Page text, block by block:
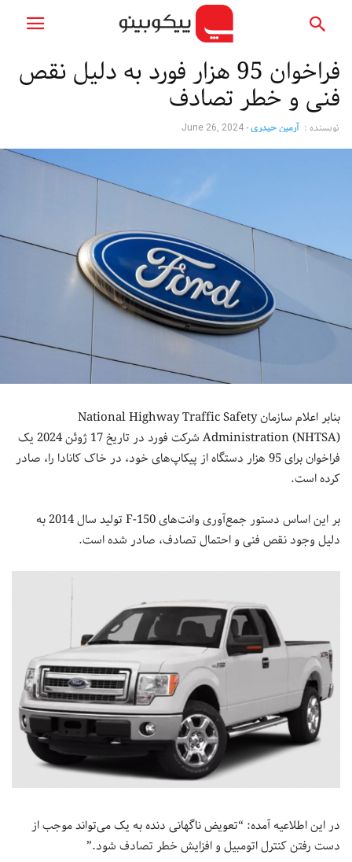
فراخوان 95 هزار فورد به دلیل نقص
فنی و خطر تصادف
نویسنده : آرمین حیدری-
June 26, 2024
بنابر اعلام سازمان National Highway Traffic Safety
Administration (NHTSA) شرکت فورد در تاریخ 17 ژوئن 2024 یک
فراخوان برای 95 هزار دستگاه از پیکاپ‌های خود، در خاک کانادا را، صادر
کرده است.
بر این اساس دستور جمع‌آوری وانت‌های F-150 تولید سال 2014 به
دلیل وجود نقص فنی و احتمال تصادف، صادر شده است.
در این اطلاعیه آمده: “تعویض ناگهانی دنده به یک می‌تواند موجب از
دست رفتن کنترل اتومبیل و افزایش خطر تصادف شود.”